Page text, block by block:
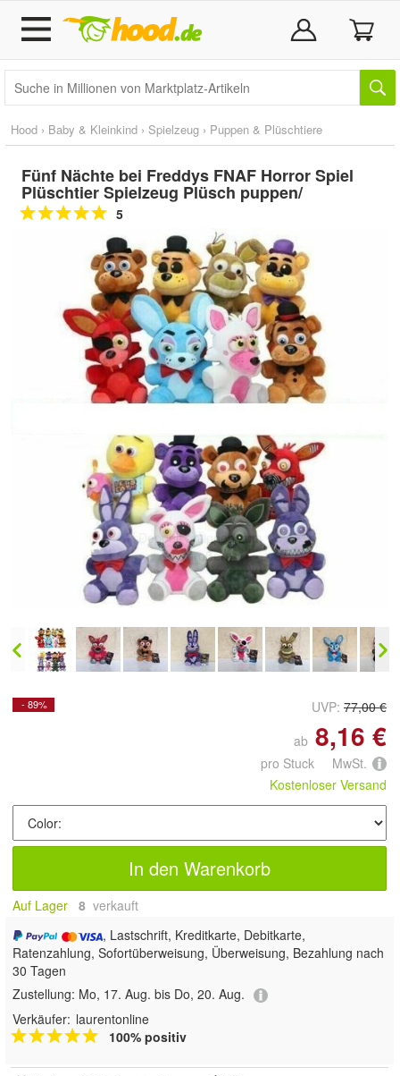
Hood › Baby & Kleinkind › Spielzeug › Puppen & Plüschtiere
Fünf Nächte bei Freddys FNAF Horror Spiel
Plüschtier Spielzeug Plüsch puppen/
5
Doppelt antippen zum
vergrößern
- 89% UVP: 77,00 €
ab 8,16 €
pro Stuck MwSt.
Kostenloser Versand
In den Warenkorb
Auf Lager 8 verkauft
, Lastschrift, Kreditkarte, Debitkarte,
Ratenzahlung, Sofortüberweisung, Überweisung, Bezahlung nach
30 Tagen
Zustellung: Mo, 17. Aug. bis Do, 20. Aug.
Verkäufer: laurentonline
100% positiv